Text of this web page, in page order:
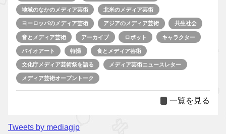
地域のなかのメディア芸術 北米のメディア芸術
ヨーロッパのメディア芸術 アジアのメディア芸術 共生社会
音とメディア芸術 アーカイブ ロボット キャラクター
バイオアート 特撮 食とメディア芸術
文化庁メディア芸術祭を語る メディア芸術ニュースレター
メディア芸術オープントーク
一覧を見る
Tweets by mediagjp